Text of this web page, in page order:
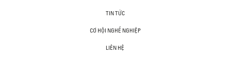
TIN TỨC
CƠ HỘI NGHỀ NGHIỆP
LIÊN HỆ